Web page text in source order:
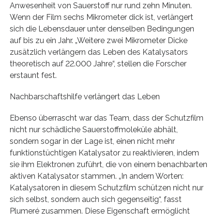
Anwesenheit von Sauerstoff nur rund zehn Minuten.
Wenn der Film sechs Mikrometer dick ist, verlängert
sich die Lebensdauer unter denselben Bedingungen
auf bis zu ein Jahr. „Weitere zwei Mikrometer Dicke
zusätzlich verlängern das Leben des Katalysators
theoretisch auf 22.000 Jahre“, stellen die Forscher
erstaunt fest.
Nachbarschaftshilfe verlängert das Leben
Ebenso überrascht war das Team, dass der Schutzfilm
nicht nur schädliche Sauerstoffmoleküle abhält,
sondern sogar in der Lage ist, einen nicht mehr
funktionstüchtigen Katalysator zu reaktivieren, indem
sie ihm Elektronen zuführt, die von einem benachbarten
aktiven Katalysator stammen. „In andern Worten:
Katalysatoren in diesem Schutzfilm schützen nicht nur
sich selbst, sondern auch sich gegenseitig“, fasst
Plumeré zusammen. Diese Eigenschaft ermöglicht